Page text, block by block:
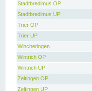
Stadtbredimus OP
Stadtbredimus UP
Trier OP
Trier UP
Wincheringen
Wintrich OP
Wintrich UP
Zeltingen OP
Zeltingen UP